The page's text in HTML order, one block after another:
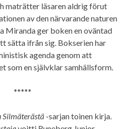
maträtter läsaren aldrig förut
av den närvarande naturen
Miranda ger boken en oväntad
sätta ifrån sig. Bokserien har
agenda genom att
som en självklar samhällsform.
*****
Silmäterästä-sarjan toinen kirja.